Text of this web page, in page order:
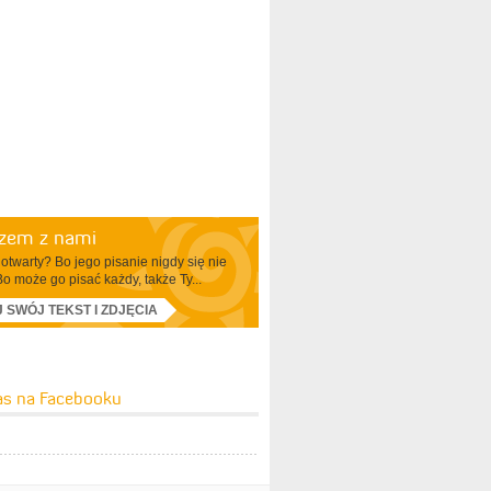
z nami
Bo jego pisanie nigdy się nie
może go pisać każdy, także Ty...
SWÓJ TEKST I ZDJĘCIA
na Facebooku